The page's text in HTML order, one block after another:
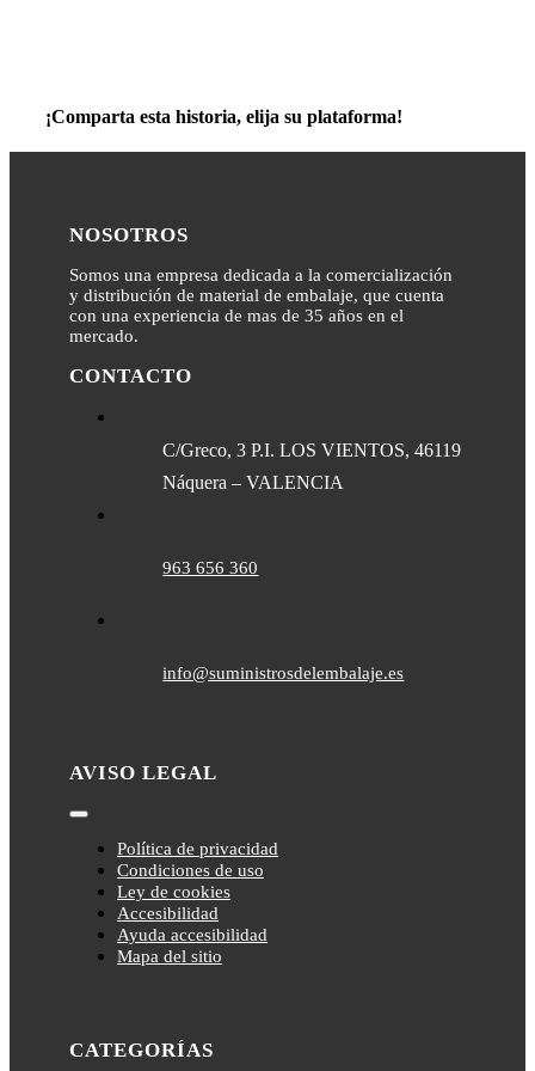
¡Comparta esta historia, elija su plataforma!
NOSOTROS
Somos una empresa dedicada a la comercialización
y distribución de material de embalaje, que cuenta
con una experiencia de mas de 35 años en el
mercado.
CONTACTO
C/Greco, 3 P.I. LOS VIENTOS, 46119
Náquera – VALENCIA
963 656 360
info@suministrosdelembalaje.es
AVISO LEGAL
Toggle
NavigationPolítica de privacidad
Condiciones de uso
Ley de cookies
Accesibilidad
Ayuda accesibilidad
Mapa del sitio
CATEGORÍAS